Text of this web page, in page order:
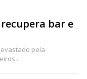
bar e
pela